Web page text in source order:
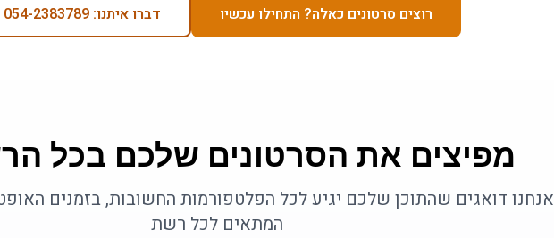
רוצים סרטונים כאלה? התחילו עכשיו דברו איתנו: 054-2383789
מפיצים את הסרטונים שלכם בכל
אנחנו דואגים שהתוכן שלכם יגיע לכל הפלטפורמות החשובות, בזמנים
המתאים לכל רשת